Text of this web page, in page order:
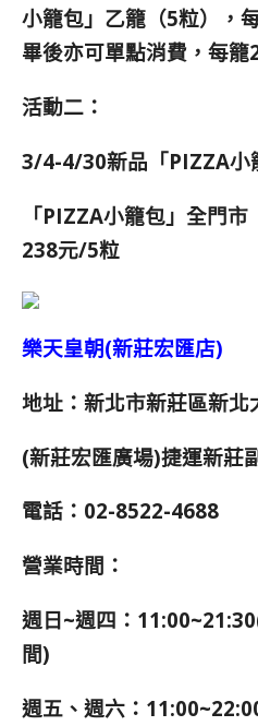
小籠包」乙籠（5粒），
畢後亦可單點消費，每
活動二：
3/4-4/30新品「PIZZA小
「PIZZA小籠包」全門
238元/5粒
樂天皇朝(新莊宏匯店)
地址：新北市新莊區新北
(新莊宏匯廣場)捷運新莊
電話：02-8522-4688
營業時間：
週日~週四：
間)
週五、週六：